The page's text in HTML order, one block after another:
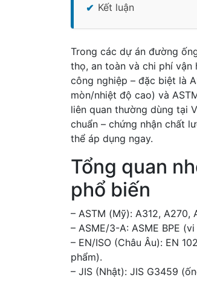
Kết luận
Trong các dự án đường
thọ, an toàn và chi phí
công nghiệp – đặc biệt là
mòn/nhiệt độ cao) và
liên quan thường dùng tại
chuẩn – chứng nhận chất
thể áp dụng ngay.
Tổng quan
phổ biến
– ASTM (Mỹ): A312,
– ASME/3-A: ASME BPE
– EN/ISO (Châu Âu): EN
phẩm).
– JIS (Nhật): JIS G3459